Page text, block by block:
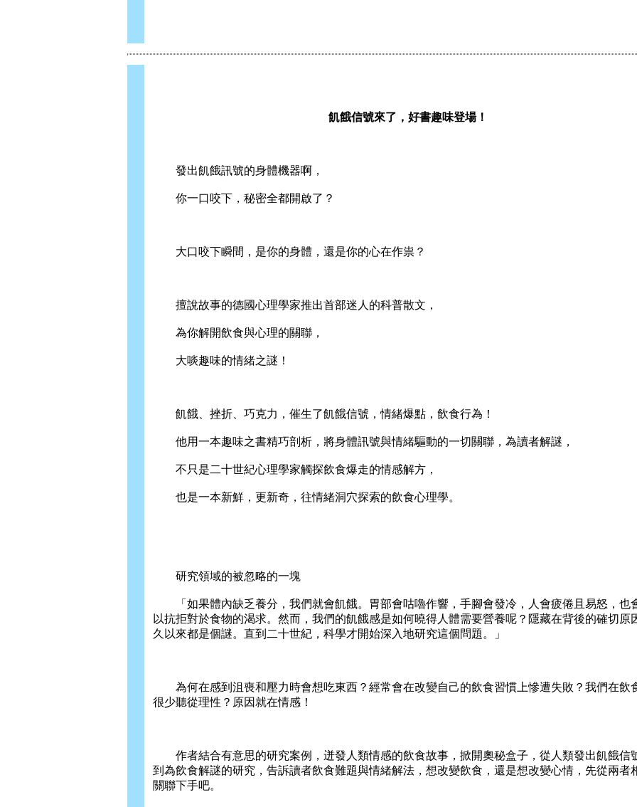
飢餓信號來了，好書趣味登場！
發出飢餓訊號的身體機器啊，
你一口咬下，秘密全都開啟了？
大口咬下瞬間，是你的身體，還是你的心在作祟？
擅說故事的德國心理學家推出首部迷人的科普散文，
為你解開飲食與心理的關聯，
大啖趣味的情緒之謎！
飢餓、挫折、巧克力，催生了飢餓信號，情緒爆點，飲食行為！
他用一本趣味之書精巧剖析，將身體訊號與情緒驅動的一切關聯，為讀者解謎，
不只是二十世紀心理學家觸探飲食爆走的情感解方，
也是一本新鮮，更新奇，往情緒洞穴探索的飲食心理學。
研究領域的被忽略的一塊
「如果體內缺乏養分，我們就會飢餓。胃部會咕嚕作響，手腳會發冷，人會疲倦且易怒，也
以抗拒對於食物的渴求。然而，我們的飢餓感是如何曉得人體需要營養呢？隱藏在背後的確切原
久以來都是個謎。直到二十世紀，科學才開始深入地研究這個問題。」
為何在感到沮喪和壓力時會想吃東西？經常會在改變自己的飲食習慣上慘遭失敗？我們在飲
很少聽從理性？原因就在情感！
作者結合有意思的研究案例，迸發人類情感的飲食故事，掀開奧秘盒子，從人類發出飢餓信
到為飲食解謎的研究，告訴讀者飲食難題與情緒解法，想改變飲食，還是想改變心情，先從兩者
關聯下手吧。